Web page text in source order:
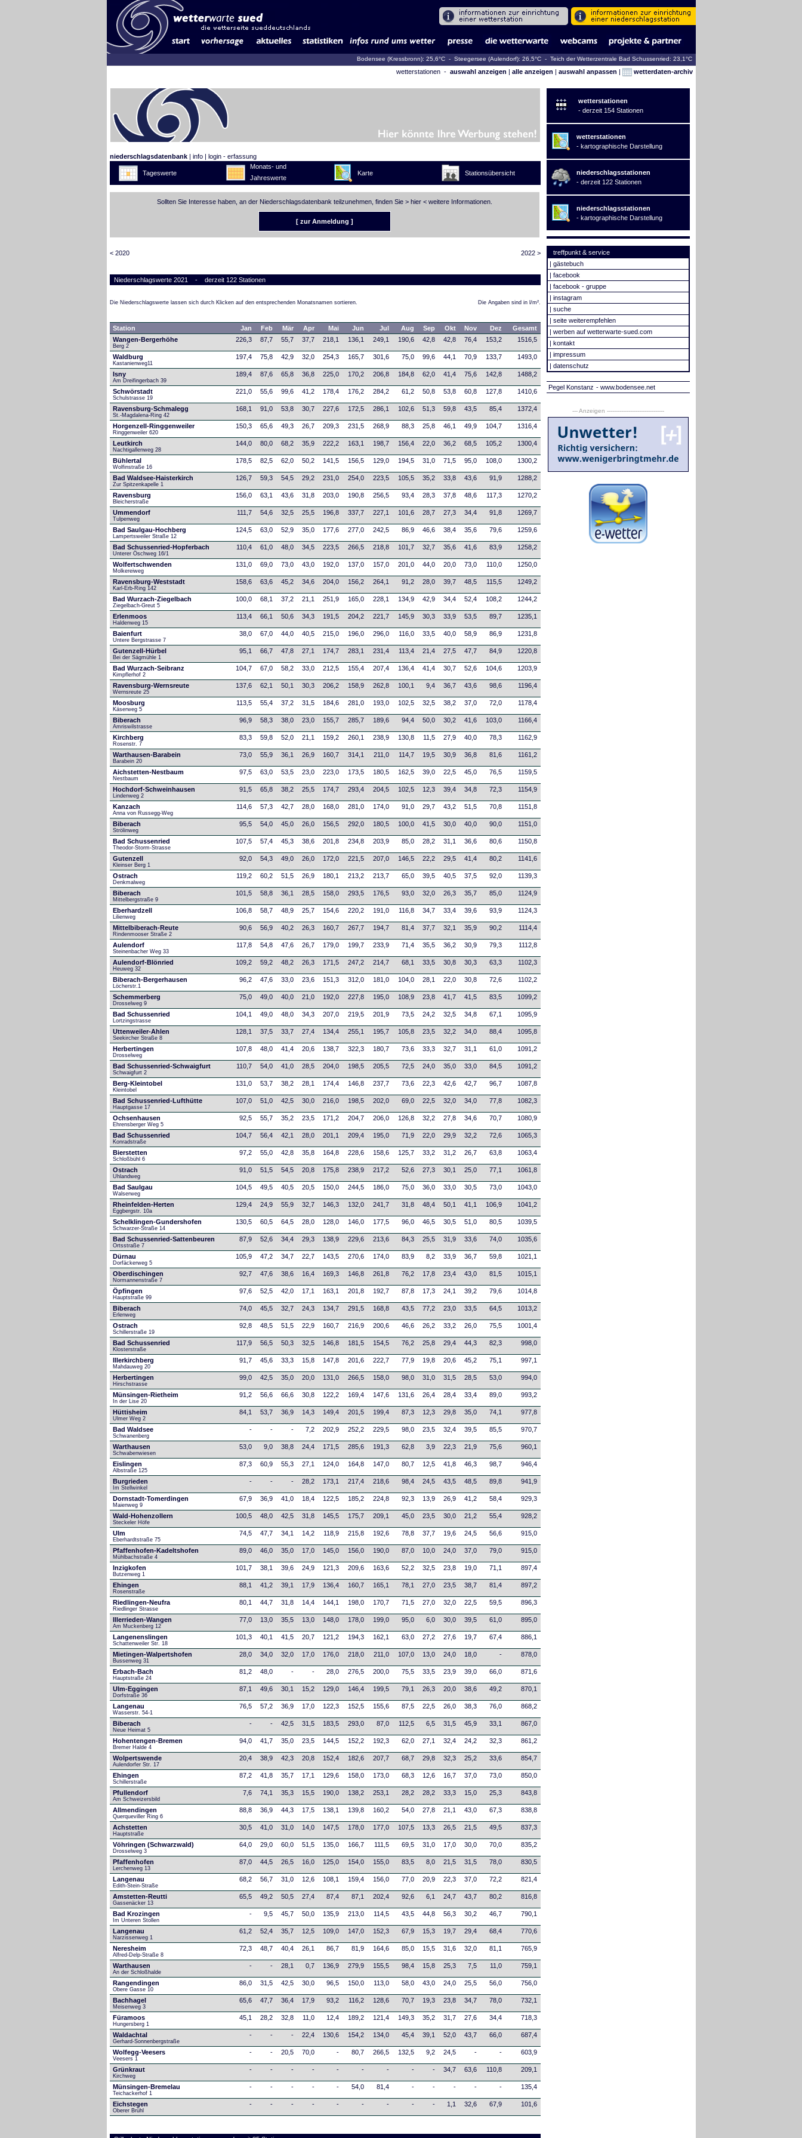
Bodensee (Kressbronn): 25,6°C - Steegersee (Aulendorf): 26,5°C - Teich der Wetterzentrale Bad Schussenried: 23,1°C
wetterstationen - auswahl anzeigen | alle anzeigen | auswahl anpassen | wetterdaten-archiv
niederschlagsdatenbank| info| login - erfassung
Tageswerte
Monats- und
Jahreswerte
Karte Stationsübersicht
Sollten Sie Interesse haben, an der Niederschlagsdatenbank teilzunehmen, finden Sie > hier< weitere Informationen.
[ zur Anmeldung ]
< 2020 2022 >
Niederschlagswerte 2021 - derzeit 122 Stationen
Die Niederschlagswerte lassen sich durch Klicken auf den entsprechenden Monatsnamen sortieren. Die Angaben sind in l/m².
Station Jan Feb Mär Apr Mai Jun Jul Aug Sep Okt Nov Dez
Gesamt
Wangen-Bergerhöhe
Berg 2
226,3 87,7 55,7 37,7 218,1 136,1 249,1 190,6 42,8 42,8 76,4 153,2 1516,5
Waldburg
Kastanienweg11
197,4 75,8 42,9 32,0 254,3 165,7 301,6 75,0 99,6 44,1 70,9 133,7 1493,0
Isny
Am Dreifingerbach 39
189,4 87,6 65,8 36,8 225,0 170,2 206,8 184,8 62,0 41,4 75,6 142,8 1488,2
Schwörstadt
Schulstrasse 19
221,0 55,6 99,6 41,2 178,4 176,2 284,2 61,2 50,8 53,8 60,8 127,8 1410,6
Ravensburg-Schmalegg
St.-Magdalena-Ring 42
168,1 91,0 53,8 30,7 227,6 172,5 286,1 102,6 51,3 59,8 43,5 85,4 1372,4
Horgenzell-Ringgenweiler
Ringgenweiler 620
150,3 65,6 49,3 26,7 209,3 231,5 268,9 88,3 25,8 46,1 49,9 104,7 1316,4
Leutkirch
Nachtigallenweg 28
144,0 80,0 68,2 35,9 222,2 163,1 198,7 156,4 22,0 36,2 68,5 105,2 1300,4
Bühlertal
Wolfinstraße 16
178,5 82,5 62,0 50,2 141,5 156,5 129,0 194,5 31,0 71,5 95,0 108,0 1300,2
Bad Waldsee-Haisterkirch
Zur Spitzenkapelle 1
126,7 59,3 54,5 29,2 231,0 254,0 223,5 105,5 35,2 33,8 43,6 91,9 1288,2
Ravensburg
Bleicherstraße
156,0 63,1 43,6 31,8 203,0 190,8 256,5 93,4 28,3 37,8 48,6 117,3 1270,2
Ummendorf
Tulpenweg
111,7 54,6 32,5 25,5 196,8 337,7 227,1 101,6 28,7 27,3 34,4 91,8 1269,7
Bad Saulgau-Hochberg
Lampertsweiler Straße 12
124,5 63,0 52,9 35,0 177,6 277,0 242,5 86,9 46,6 38,4 35,6 79,6 1259,6
Bad Schussenried-Hopferbach
Unterer Öschweg 16/1
110,4 61,0 48,0 34,5 223,5 266,5 218,8 101,7 32,7 35,6 41,6 83,9 1258,2
Wolfertschwenden
Molkereiweg
131,0 69,0 73,0 43,0 192,0 137,0 157,0 201,0 44,0 20,0 73,0 110,0 1250,0
Ravensburg-Weststadt
Karl-Erb-Ring 142
158,6 63,6 45,2 34,6 204,0 156,2 264,1 91,2 28,0 39,7 48,5 115,5 1249,2
Bad Wurzach-Ziegelbach
Ziegelbach-Greut 5
100,0 68,1 37,2 21,1 251,9 165,0 228,1 134,9 42,9 34,4 52,4 108,2 1244,2
Erlenmoos
Haldenweg 15
113,4 66,1 50,6 34,3 191,5 204,2 221,7 145,9 30,3 33,9 53,5 89,7 1235,1
Baienfurt
Untere Bergstrasse 7
38,0 67,0 44,0 40,5 215,0 196,0 296,0 116,0 33,5 40,0 58,9 86,9 1231,8
Gutenzell-Hürbel
Bei der Sägmühle 1
95,1 66,7 47,8 27,1 174,7 283,1 231,4 113,4 21,4 27,5 47,7 84,9 1220,8
Bad Wurzach-Seibranz
Kimpflerhof 2
104,7 67,0 58,2 33,0 212,5 155,4 207,4 136,4 41,4 30,7 52,6 104,6 1203,9
Ravensburg-Wernsreute
Wernsreute 25
137,6 62,1 50,1 30,3 206,2 158,9 262,8 100,1 9,4 36,7 43,6 98,6 1196,4
Moosburg
Käserweg 5
113,5 55,4 37,2 31,5 184,6 281,0 193,0 102,5 32,5 38,2 37,0 72,0 1178,4
Biberach
Amriswilstrasse
96,9 58,3 38,0 23,0 155,7 285,7 189,6 94,4 50,0 30,2 41,6 103,0 1166,4
Kirchberg
Rosenstr. 7
83,3 59,8 52,0 21,1 159,2 260,1 238,9 130,8 11,5 27,9 40,0 78,3 1162,9
Warthausen-Barabein
Barabein 20
73,0 55,9 36,1 26,9 160,7 314,1 211,0 114,7 19,5 30,9 36,8 81,6 1161,2
Aichstetten-Nestbaum
Nestbaum
97,5 63,0 53,5 23,0 223,0 173,5 180,5 162,5 39,0 22,5 45,0 76,5 1159,5
Hochdorf-Schweinhausen
Lindenweg 2
91,5 65,8 38,2 25,5 174,7 293,4 204,5 102,5 12,3 39,4 34,8 72,3 1154,9
Kanzach
Anna von Russegg-Weg
114,6 57,3 42,7 28,0 168,0 281,0 174,0 91,0 29,7 43,2 51,5 70,8 1151,8
Biberach
Strölinweg
95,5 54,0 45,0 26,0 156,5 292,0 180,5 100,0 41,5 30,0 40,0 90,0 1151,0
Bad Schussenried
Theodor-Storm-Strasse
107,5 57,4 45,3 38,6 201,8 234,8 203,9 85,0 28,2 31,1 36,6 80,6 1150,8
Gutenzell
Kleinser Berg 1
92,0 54,3 49,0 26,0 172,0 221,5 207,0 146,5 22,2 29,5 41,4 80,2 1141,6
Ostrach
Denkmalweg
119,2 60,2 51,5 26,9 180,1 213,2 213,7 65,0 39,5 40,5 37,5 92,0 1139,3
Biberach
Mittelbergstraße 9
101,5 58,8 36,1 28,5 158,0 293,5 176,5 93,0 32,0 26,3 35,7 85,0 1124,9
Eberhardzell
Lilienweg
106,8 58,7 48,9 25,7 154,6 220,2 191,0 116,8 34,7 33,4 39,6 93,9 1124,3
Mittelbiberach-Reute
Rindenmooser Straße 2
90,6 56,9 40,2 26,3 160,7 267,7 194,7 81,4 37,7 32,1 35,9 90,2 1114,4
Aulendorf
Steinenbacher Weg 33
117,8 54,8 47,6 26,7 179,0 199,7 233,9 71,4 35,5 36,2 30,9 79,3 1112,8
Aulendorf-Blönried
Heuweg 32
109,2 59,2 48,2 26,3 171,5 247,2 214,7 68,1 33,5 30,8 30,3 63,3 1102,3
Biberach-Bergerhausen
Löcherstr.1
96,2 47,6 33,0 23,6 151,3 312,0 181,0 104,0 28,1 22,0 30,8 72,6 1102,2
Schemmerberg
Drosselweg 9
75,0 49,0 40,0 21,0 192,0 227,8 195,0 108,9 23,8 41,7 41,5 83,5 1099,2
Bad Schussenried
Lortzingstrasse
104,1 49,0 48,0 34,3 207,0 219,5 201,9 73,5 24,2 32,5 34,8 67,1 1095,9
Uttenweiler-Ahlen
Seekircher Straße 8
128,1 37,5 33,7 27,4 134,4 255,1 195,7 105,8 23,5 32,2 34,0 88,4 1095,8
Herbertingen
Drosselweg
107,8 48,0 41,4 20,6 138,7 322,3 180,7 73,6 33,3 32,7 31,1 61,0 1091,2
Bad Schussenried-Schwaigfurt
Schwaigfurt 2
110,7 54,0 41,0 28,5 204,0 198,5 205,5 72,5 24,0 35,0 33,0 84,5 1091,2
Berg-Kleintobel
Kleintobel
131,0 53,7 38,2 28,1 174,4 146,8 237,7 73,6 22,3 42,6 42,7 96,7 1087,8
Bad Schussenried-Lufthütte
Hauptgasse 17
107,0 51,0 42,5 30,0 216,0 198,5 202,0 69,0 22,5 32,0 34,0 77,8 1082,3
Ochsenhausen
Ehrensberger Weg 5
92,5 55,7 35,2 23,5 171,2 204,7 206,0 126,8 32,2 27,8 34,6 70,7 1080,9
Bad Schussenried
Konradstraße
104,7 56,4 42,1 28,0 201,1 209,4 195,0 71,9 22,0 29,9 32,2 72,6 1065,3
Bierstetten
Schloßbühl 6
97,2 55,0 42,8 35,8 164,8 228,6 158,6 125,7 33,2 31,2 26,7 63,8 1063,4
Ostrach
Uhlandweg
91,0 51,5 54,5 20,8 175,8 238,9 217,2 52,6 27,3 30,1 25,0 77,1 1061,8
Bad Saulgau
Walserweg
104,5 49,5 40,5 20,5 150,0 244,5 186,0 75,0 36,0 33,0 30,5 73,0 1043,0
Rheinfelden-Herten
Eggbergstr. 10a
129,4 24,9 55,9 32,7 146,3 132,0 241,7 31,8 48,4 50,1 41,1 106,9 1041,2
Schelklingen-Gundershofen
Schwarzer-Straße 14
130,5 60,5 64,5 28,0 128,0 146,0 177,5 96,0 46,5 30,5 51,0 80,5 1039,5
Bad Schussenried-Sattenbeuren
Ortsstraße 7
87,9 52,6 34,4 29,3 138,9 229,6 213,6 84,3 25,5 31,9 33,6 74,0 1035,6
Dürnau
Dorfäckerweg 5
105,9 47,2 34,7 22,7 143,5 270,6 174,0 83,9 8,2 33,9 36,7 59,8 1021,1
Oberdischingen
Normannenstraße 7
92,7 47,6 38,6 16,4 169,3 146,8 261,8 76,2 17,8 23,4 43,0 81,5 1015,1
Öpfingen
Hauptstraße 99
97,6 52,5 42,0 17,1 163,1 201,8 192,7 87,8 17,3 24,1 39,2 79,6 1014,8
Biberach
Erlenweg
74,0 45,5 32,7 24,3 134,7 291,5 168,8 43,5 77,2 23,0 33,5 64,5 1013,2
Ostrach
Schillerstraße 19
92,8 48,5 51,5 22,9 160,7 216,9 200,6 46,6 26,2 33,2 26,0 75,5 1001,4
Bad Schussenried
Klosterstraße
117,9 56,5 50,3 32,5 146,8 181,5 154,5 76,2 25,8 29,4 44,3 82,3 998,0
Illerkirchberg
Mahdauweg 20
91,7 45,6 33,3 15,8 147,8 201,6 222,7 77,9 19,8 20,6 45,2 75,1 997,1
Herbertingen
Hirschstrasse
99,0 42,5 35,0 20,0 131,0 266,5 158,0 98,0 31,0 31,5 28,5 53,0 994,0
Münsingen-Rietheim
In der Lise 20
91,2 56,6 66,6 30,8 122,2 169,4 147,6 131,6 26,4 28,4 33,4 89,0 993,2
Hüttisheim
Ulmer Weg 2
84,1 53,7 36,9 14,3 149,4 201,5 199,4 87,3 12,3 29,8 35,0 74,1 977,8
Bad Waldsee
Schwanenberg
- - - 7,2 202,9 252,2 229,5 98,0 23,5 32,4 39,5 85,5 970,7
Warthausen
Schwabenwiesen
53,0 9,0 38,8 24,4 171,5 285,6 191,3 62,8 3,9 22,3 21,9 75,6 960,1
Eislingen
Albstraße 125
87,3 60,9 55,3 27,1 124,0 164,8 147,0 80,7 12,5 41,8 46,3 98,7 946,4
Burgrieden
Im Stellwinkel
- - - 28,2 173,1 217,4 218,6 98,4 24,5 43,5 48,5 89,8 941,9
Dornstadt-Tomerdingen
Maienweg 9
67,9 36,9 41,0 18,4 122,5 185,2 224,8 92,3 13,9 26,9 41,2 58,4 929,3
Wald-Hohenzollern
Steckeler Höfe
100,5 48,0 42,5 31,8 145,5 175,7 209,1 45,0 23,5 30,0 21,2 55,4 928,2
Ulm
Eberhardtstraße 75
74,5 47,7 34,1 14,2 118,9 215,8 192,6 78,8 37,7 19,6 24,5 56,6 915,0
Pfaffenhofen-Kadeltshofen
Mühlbachstraße 4
89,0 46,0 35,0 17,0 145,0 156,0 190,0 87,0 10,0 24,0 37,0 79,0 915,0
Inzigkofen
Butzenweg 1
101,7 38,1 39,6 24,9 121,3 209,6 163,6 52,2 32,5 23,8 19,0 71,1 897,4
Ehingen
Rosenstraße
88,1 41,2 39,1 17,9 136,4 160,7 165,1 78,1 27,0 23,5 38,7 81,4 897,2
Riedlingen-Neufra
Riedlinger Strasse
80,1 44,7 31,8 14,4 144,1 198,0 170,7 71,5 27,0 32,0 22,5 59,5 896,3
Illerrieden-Wangen
Am Muckenberg 12
77,0 13,0 35,5 13,0 148,0 178,0 199,0 95,0 6,0 30,0 39,5 61,0 895,0
Langenenslingen
Schattenweiler Str. 18
101,3 40,1 41,5 20,7 121,2 194,3 162,1 63,0 27,2 27,6 19,7 67,4 886,1
Mietingen-Walpertshofen
Bussenweg 31
28,0 34,0 32,0 17,0 176,0 218,0 211,0 107,0 13,0 24,0 18,0 - 878,0
Erbach-Bach
Hauptstraße 24
81,2 48,0 - - 28,0 276,5 200,0 75,5 33,5 23,9 39,0 66,0 871,6
Ulm-Eggingen
Dorfstraße 36
87,1 49,6 30,1 15,2 129,0 146,4 199,5 79,1 26,3 20,0 38,6 49,2 870,1
Langenau
Wasserstr. 54-1
76,5 57,2 36,9 17,0 122,3 152,5 155,6 87,5 22,5 26,0 38,3 76,0 868,2
Biberach
Neue Heimat 5
- - 42,5 31,5 183,5 293,0 87,0 112,5 6,5 31,5 45,9 33,1 867,0
Hohentengen-Bremen
Bremer Halde 4
94,0 41,7 35,0 23,5 144,5 152,2 192,3 62,0 27,1 32,4 24,2 32,3 861,2
Wolpertswende
Aulendorfer Str. 17
20,4 38,9 42,3 20,8 152,4 182,6 207,7 68,7 29,8 32,3 25,2 33,6 854,7
Ehingen
Schillerstraße
87,2 41,8 35,7 17,1 129,6 158,0 173,0 68,3 12,6 16,7 37,0 73,0 850,0
Pfullendorf
Am Schweizersbild
7,6 74,1 35,3 15,5 190,0 138,2 253,1 28,2 28,2 33,3 15,0 25,3 843,8
Allmendingen
Querqueviller Ring 6
88,8 36,9 44,3 17,5 138,1 139,8 160,2 54,0 27,8 21,1 43,0 67,3 838,8
Achstetten
Hauptstraße
30,5 41,0 31,0 14,0 147,5 178,0 177,0 107,5 13,3 26,5 21,5 49,5 837,3
Vöhringen (Schwarzwald)
Drosselweg 3
64,0 29,0 60,0 51,5 135,0 166,7 111,5 69,5 31,0 17,0 30,0 70,0 835,2
Pfaffenhofen
Lerchenweg 13
87,0 44,5 26,5 16,0 125,0 154,0 155,0 83,5 8,0 21,5 31,5 78,0 830,5
Langenau
Edith-Stein-Straße
68,2 56,7 31,0 12,6 108,1 159,4 156,0 77,0 20,9 22,3 37,0 72,2 821,4
Amstetten-Reutti
Gassenäcker 13
65,5 49,2 50,5 27,4 87,4 87,1 202,4 92,6 6,1 24,7 43,7 80,2 816,8
Bad Krozingen
Im Unteren Stollen
- 9,5 45,7 50,0 135,9 213,0 114,5 43,5 44,8 56,3 30,2 46,7 790,1
Langenau
Narzissenweg 1
61,2 52,4 35,7 12,5 109,0 147,0 152,3 67,9 15,3 19,7 29,4 68,4 770,6
Neresheim
Alfred-Delp-Straße 8
72,3 48,7 40,4 26,1 86,7 81,9 164,6 85,0 15,5 31,6 32,0 81,1 765,9
Warthausen
An der Schloßhalde
- - 28,1 0,7 136,9 279,9 155,5 98,4 15,8 25,3 7,5 11,0 759,1
Rangendingen
Obere Gasse 10
86,0 31,5 42,5 30,0 96,5 150,0 113,0 58,0 43,0 24,0 25,5 56,0 756,0
Bachhagel
Meisenweg 3
65,6 47,7 36,4 17,9 93,2 116,2 128,6 70,7 19,3 23,8 34,7 78,0 732,1
Füramoos
Hungersberg 1
45,1 28,2 32,8 11,0 12,4 189,2 121,4 149,3 35,2 31,7 27,6 34,4 718,3
Waldachtal
Gerhard-Sonnenbergstraße
- - - 22,4 130,6 154,2 134,0 45,4 39,1 52,0 43,7 66,0 687,4
Wolfegg-Veesers
Veesers 1
- - 20,5 70,0 - 80,7 266,5 132,5 9,2 24,5 - - 603,9
Grünkraut
Kirchweg
- - - - - - - - - 34,7 63,6 110,8 209,1
Münsingen-Bremelau
Teichackerhof 1
- - - - - 54,0 81,4 - - - - - 135,4
Eichstegen
Oberer Brühl
- - - - - - - - - 1,1 32,6 67,9 101,6
wetterstationen
- derzeit 154 Stationen
wetterstationen
- kartographische Darstellung
niederschlagsstationen
- derzeit 122 Stationen
niederschlagsstationen
- kartographische Darstellung
treffpunkt & service
| gästebuch
| facebook
| facebook - gruppe
| instagram
| suche
| seite weiterempfehlen
| werben auf wetterwarte-sued.com
| kontakt
| impressum
| datenschutz
Pegel Konstanz - www.bodensee.net
--- Anzeigen --------------------------------